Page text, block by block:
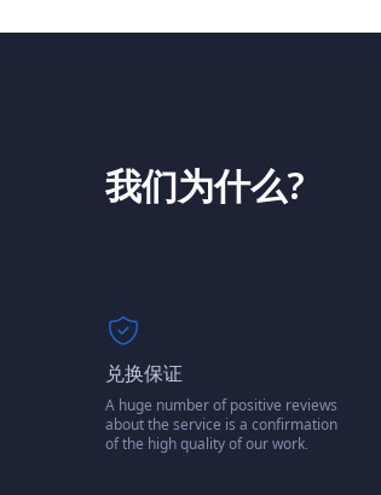
我们为什么?
兑换保证
A huge number of positive reviews
about the service is a confirmation
of the high quality of our work.